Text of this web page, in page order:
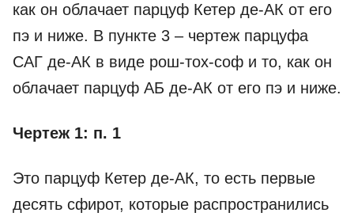
как он облачает парцуф Кетер де-­АК от его
пэ и ниже. В пункте 3 – чертеж парцуфа
САГ де-­АК в виде рош-тох-соф и то, как он
облачает парцуф АБ де-­АК от его пэ и ниже.
Чертеж 1: п. 1
Это парцуф Кетер де-­АК, то есть первые
десять сфирот, которые распространились